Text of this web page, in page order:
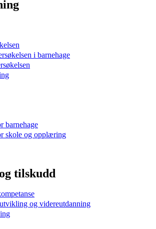
i barnehage
barnehage
skole og opplæring
tilskudd
og videreutdanning